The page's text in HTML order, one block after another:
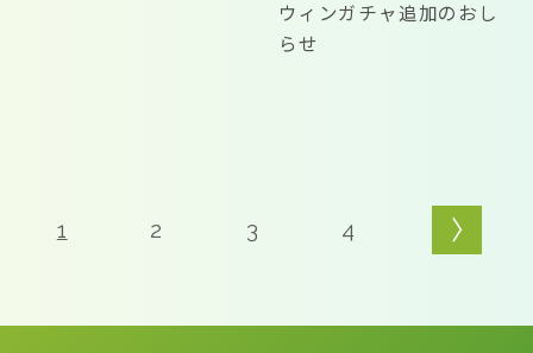
ウィンガチャ追加のおし
らせ
1 2 3 4